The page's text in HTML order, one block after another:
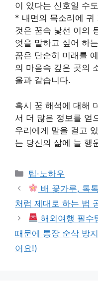
이 있다는 신호일 수
* 내면의 목소리에 귀
것은 꿈속 낯선 이의
엇을 말하고 싶어 하
꿈은 단순히 미래를
의 마음속 깊은 곳의
울과 같습니다.
혹시 꿈 해석에 대해
서 더 많은 정보를 얻
우리에게 말을 걸고
는 당신의 삶에 늘 행
Categories
팁·노하우
배 꽃가루, 톡
처럼 제대로 하는 법
해외여행 필수
때문에 통장 순삭 방
어요!)